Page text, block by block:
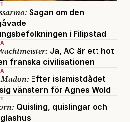
Sagan om den
i Filipstad
Ja, AC är ett hot
franska civilisationen
Efter islamistdådet
vänstern för Agnes Wold
Quisling, quislingar och